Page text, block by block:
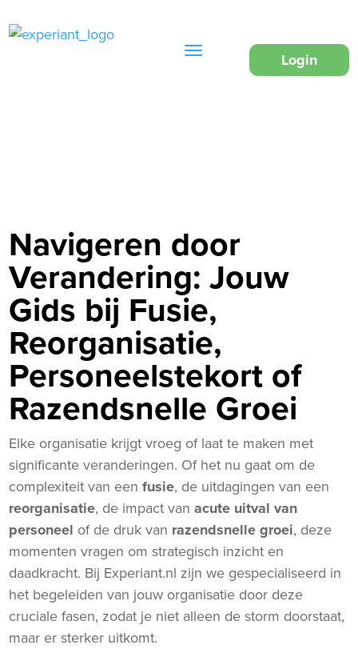
Login
Navigeren door
Verandering: Jouw
Gids bij Fusie,
Reorganisatie,
Personeelstekort of
Razendsnelle Groei
Elke organisatie krijgt vroeg of laat te maken met
significante veranderingen. Of het nu gaat om de
complexiteit van eenfusie, de uitdagingen van een
reorganisatie, de impact vanacute uitval van
personeel of de druk van razendsnelle groei, deze
momenten vragen om strategisch inzicht en
daadkracht. Bij Experiant.nl zijn we gespecialiseerd in
het begeleiden van jouw organisatie door deze
cruciale fasen, zodat je niet alleen de storm doorstaat,
maar er sterker uitkomt.